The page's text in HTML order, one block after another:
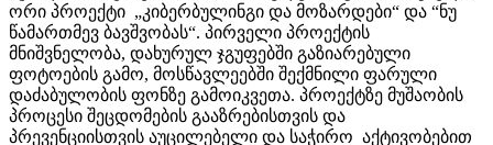
ორი პროექტი „კიბერბულინგი და მოზარდები“ და “ნუ
წამართმევ ბავშვობას“. პირველი პროექტის
მნიშვნელობა, დახურულ ჯგუფებში გაზიარებული
ფოტოების გამო, მოსწავლეებში შექმნილი ფარული
დაძაბულობის ფონზე გამოიკვეთა. პროექტზე მუშაობის
პროცესი შეცდომების გააზრებისთვის და
პრევენციისთვის აუცილებელი და საჭირო აქტივობებით